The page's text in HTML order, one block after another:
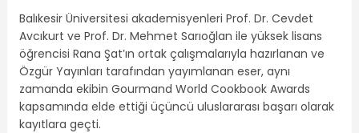
Balıkesir Üniversitesi akademisyenleri Prof. Dr. Cevdet
Avcıkurt ve Prof. Dr. Mehmet Sarıoğlan ile yüksek lisans
öğrencisi Rana Şat’ın ortak çalışmalarıyla hazırlanan ve
Özgür Yayınları tarafından yayımlanan eser, aynı
zamanda ekibin Gourmand World Cookbook Awards
kapsamında elde ettiği üçüncü uluslararası başarı olarak
kayıtlara geçti.